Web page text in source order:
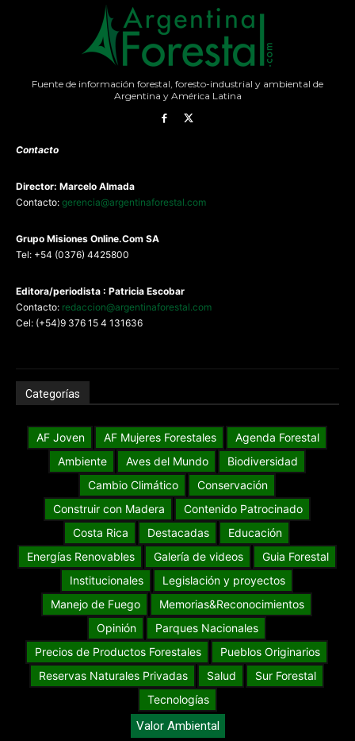
Fuente de información forestal, foresto-industrial y ambiental de
Argentina y América Latina
Contacto
Director: Marcelo Almada
Contacto: gerencia@argentinaforestal.com
Grupo Misiones Online.Com SA
Tel: +54 (0376) 4425800
Editora/periodista : Patricia Escobar
Contacto: redaccion@argentinaforestal.com
Cel: (+54)9 376 15 4 131636
Categorías
AF Joven AF Mujeres Forestales
Agenda Forestal
Ambiente
Aves del Mundo
Biodiversidad
Cambio Climático
Conservación
Construir con Madera
Contenido Patrocinado
Costa Rica
Destacadas
Educación
Energías Renovables
Galería de videos
Guia Forestal
Institucionales
Legislación y proyectos
Manejo de Fuego
Memorias&Reconocimientos
Opinión
Parques Nacionales
Precios de Productos Forestales
Pueblos Originarios
Reservas Naturales Privadas
Salud
Sur Forestal
Tecnologías
Valor Ambiental